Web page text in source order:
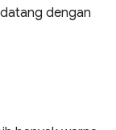
dengan